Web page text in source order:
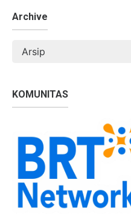
Archive
KOMUNITAS